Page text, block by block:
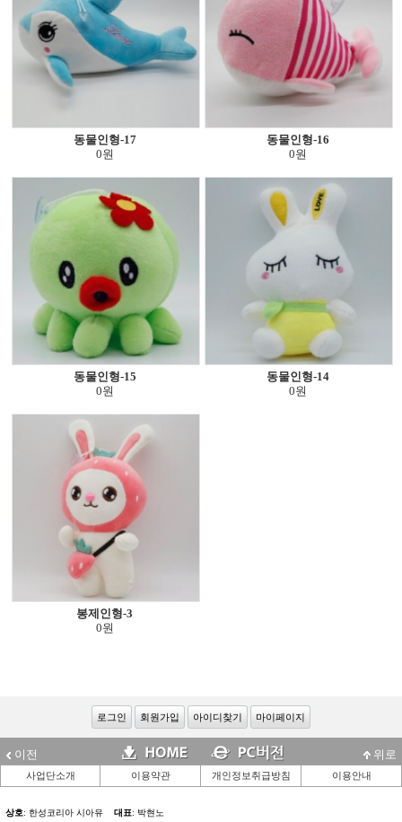
동물인형-17
0원
동물인형-16
0원
동물인형-15
0원
동물인형-14
0원
봉제인형-3
0원
로그인 회원가입 아이디찾기 마이페이지
이전 위로
사업단소개 이용약관 개인정보취급방침 이용안내
상호: 한성코리아 시아유 대표: 박현노